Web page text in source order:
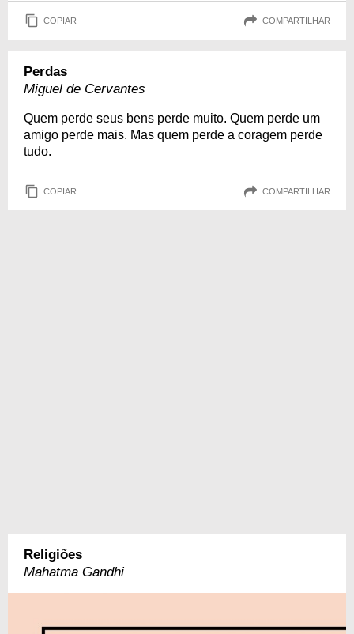
COPIAR COMPARTILHAR
Perdas
Miguel de Cervantes
Quem perde seus bens perde muito. Quem perde um
amigo perde mais. Mas quem perde a coragem perde
tudo.
COPIAR COMPARTILHAR
Religiões
Mahatma Gandhi